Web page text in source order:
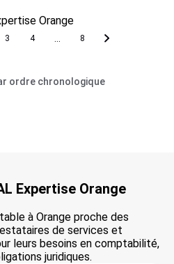
Orange
3 4 8
ordre chronologique
Expertise Orange
à Orange proche des
de services et
leurs besoins en comptabilité,
juridiques.